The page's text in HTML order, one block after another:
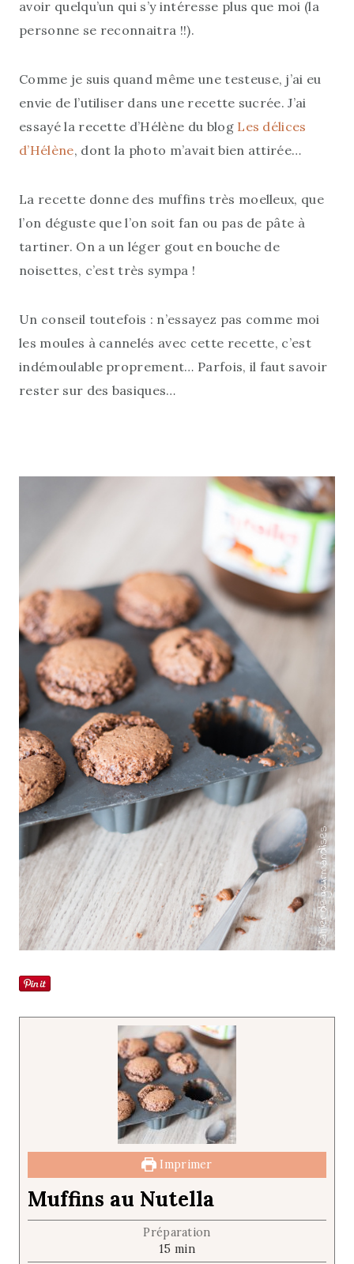
avoir quelqu’un qui s’y intéresse plus que moi (la
personne se reconnaitra !!).
Comme je suis quand même une testeuse, j’ai eu
envie de l’utiliser dans une recette sucrée. J’ai
essayé la recette d’Hélène du blog Les délices
d’Hélène, dont la photo m’avait bien attirée…
La recette donne des muffins très moelleux, que
l’on déguste que l’on soit fan ou pas de pâte à
tartiner. On a un léger gout en bouche de
noisettes, c’est très sympa !
Un conseil toutefois : n’essayez pas comme moi
les moules à cannelés avec cette recette, c’est
indémoulable proprement… Parfois, il faut savoir
rester sur des basiques…
Imprimer
Muffins au Nutella
Préparation
15 m
min